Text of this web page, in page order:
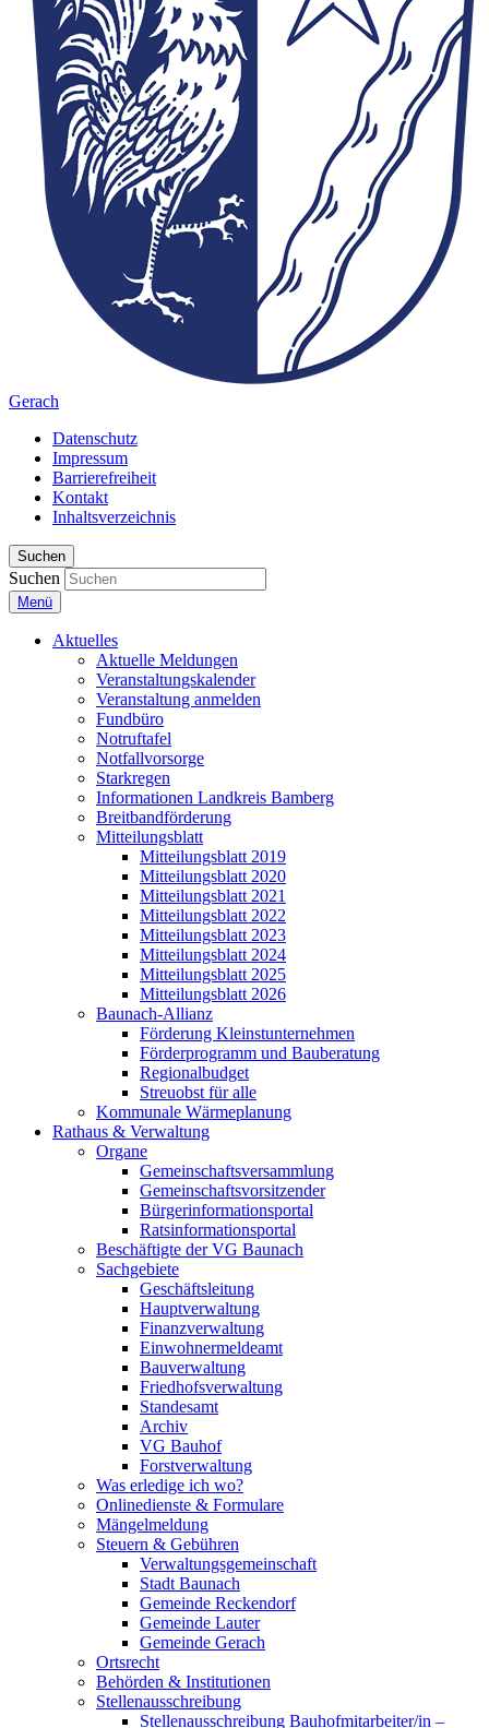
Gerach
Datenschutz
Impressum
Barrierefreiheit
Kontakt
Inhaltsverzeichnis
Suchen
Suchen
Menü
Aktuelles
Aktuelle Meldungen
Veranstaltungskalender
Veranstaltung anmelden
Fundbüro
Notruftafel
Notfallvorsorge
Starkregen
Informationen Landkreis Bamberg
Breitbandförderung
Mitteilungsblatt
Mitteilungsblatt 2019
Mitteilungsblatt 2020
Mitteilungsblatt 2021
Mitteilungsblatt 2022
Mitteilungsblatt 2023
Mitteilungsblatt 2024
Mitteilungsblatt 2025
Mitteilungsblatt 2026
Baunach-Allianz
Förderung Kleinstunternehmen
Förderprogramm und Bauberatung
Regionalbudget
Streuobst für alle
Kommunale Wärmeplanung
Rathaus & Verwaltung
Organe
Gemeinschaftsversammlung
Gemeinschaftsvorsitzender
Bürgerinformationsportal
Ratsinformationsportal
Beschäftigte der VG Baunach
Sachgebiete
Geschäftsleitung
Hauptverwaltung
Finanzverwaltung
Einwohnermeldeamt
Bauverwaltung
Friedhofsverwaltung
Standesamt
Archiv
VG Bauhof
Forstverwaltung
Was erledige ich wo?
Onlinedienste & Formulare
Mängelmeldung
Steuern & Gebühren
Verwaltungsgemeinschaft
Stadt Baunach
Gemeinde Reckendorf
Gemeinde Lauter
Gemeinde Gerach
Ortsrecht
Behörden & Institutionen
Stellenausschreibung
Stellenausschreibung Bauhofmitarbeiter/in –